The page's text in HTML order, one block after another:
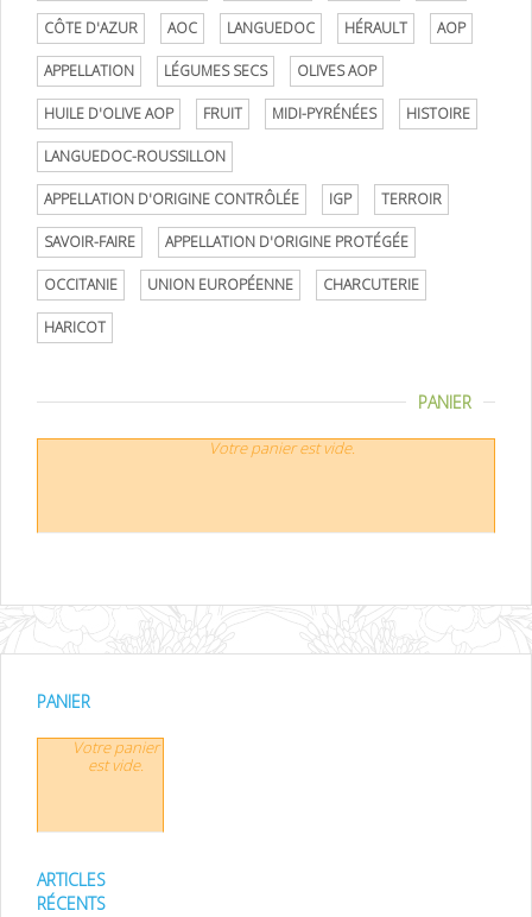
CÔTE D'AZUR AOC LANGUEDOC HÉRAULT AOP
APPELLATION LÉGUMES SECS OLIVES AOP
HUILE D'OLIVE AOP FRUIT MIDI-PYRÉNÉES HISTOIRE
LANGUEDOC-ROUSSILLON
APPELLATION D'ORIGINE CONTRÔLÉE IGP TERROIR
SAVOIR-FAIRE APPELLATION D'ORIGINE PROTÉGÉE
OCCITANIE UNION EUROPÉENNE CHARCUTERIE
HARICOT
PANIER
Votre panier est vide.
PANIER
Votre panier
est vide.
ARTICLES
RÉCENTS